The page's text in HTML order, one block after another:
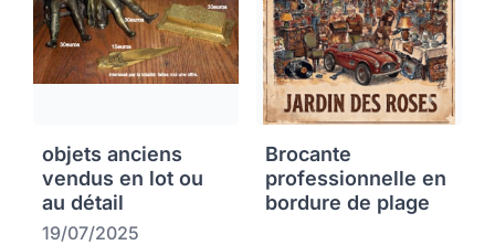
objets anciens
vendus en lot ou
au détail
19/07/2025
Brocante
professionnelle en
bordure de plage